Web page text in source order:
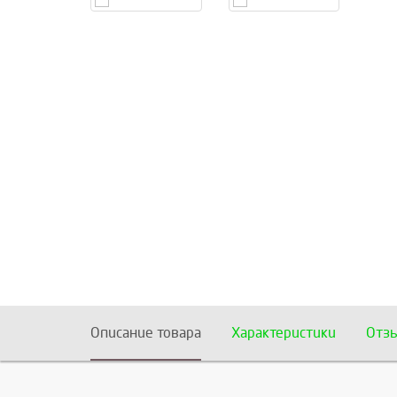
Описание товара Характеристики